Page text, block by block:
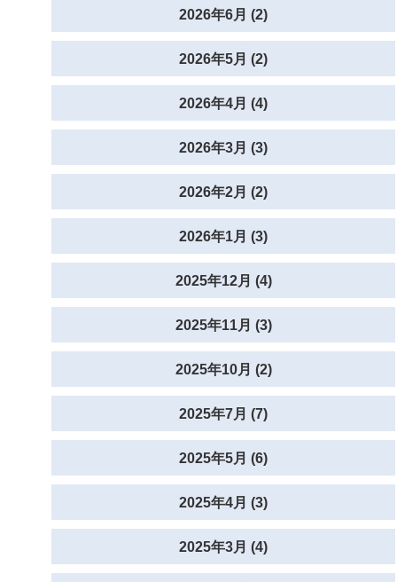
2026年6月 (2)
2026年5月 (2)
2026年4月 (4)
2026年3月 (3)
2026年2月 (2)
2026年1月 (3)
2025年12月 (4)
2025年11月 (3)
2025年10月 (2)
2025年7月 (7)
2025年5月 (6)
2025年4月 (3)
2025年3月 (4)